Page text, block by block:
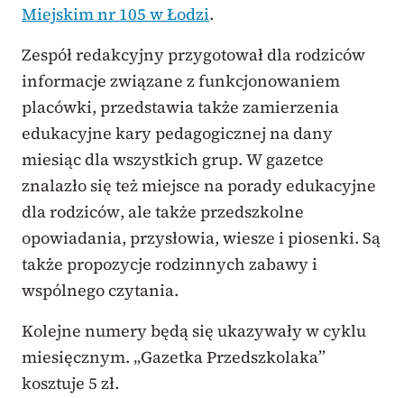
Miejskim nr 105 w Łodzi.
Zespół redakcyjny przygotował dla rodziców
informacje związane z funkcjonowaniem
placówki, przedstawia także zamierzenia
edukacyjne kary pedagogicznej na dany
miesiąc dla wszystkich grup. W gazetce
znalazło się też miejsce na porady edukacyjne
dla rodziców, ale także przedszkolne
opowiadania, przysłowia, wiesze i piosenki. Są
także propozycje rodzinnych zabawy i
wspólnego czytania.
Kolejne numery będą się ukazywały w cyklu
miesięcznym. „Gazetka Przedszkolaka”
kosztuje 5 zł.